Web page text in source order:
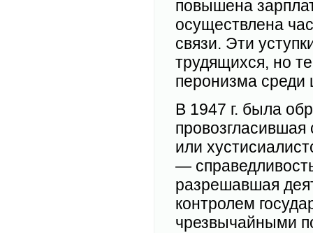
повышена
осуществлена
связи. Эти
трудящихся, но
перонизма среди
В 1947 г. была
провозгласившая
или
—
разрешавшая
контролем
чрезвычайными